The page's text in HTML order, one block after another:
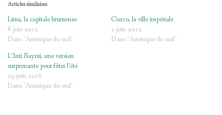
Articles similaires
Lima, la capitale brumeuse
8 juin 2012
Dans "Amérique du sud"
Cuzco, la ville impériale
2 juin 2012
Dans "Amérique du sud"
L’Inti Raymi, une version
surprenante pour fêter l’été
29 juin 2016
Dans "Amérique du sud"